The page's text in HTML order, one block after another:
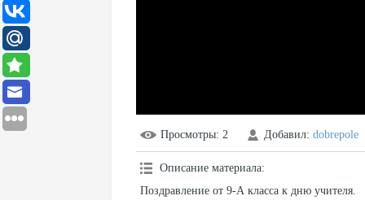
Просмотры: 2 Добавил: dobrepole
Описание материала:
Поздравление от 9-А класса к дню учителя.